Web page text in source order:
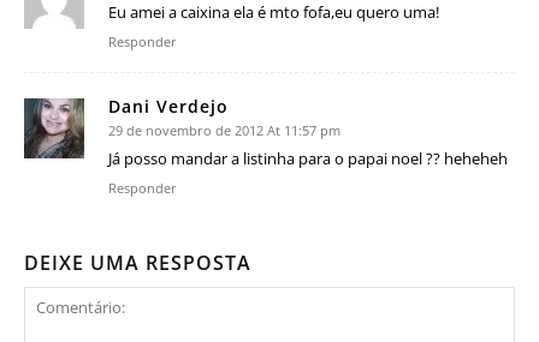
Eu amei a caixina ela é mto fofa,eu quero uma!
Responder
Dani Verdejo
29 de novembro de 2012 At 11:57 pm
Já posso mandar a listinha para o papai noel ?? heheheh
Responder
DEIXE UMA RESPOSTA